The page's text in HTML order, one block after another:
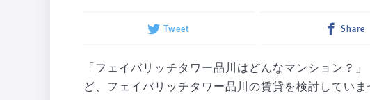
Tweet Share
「フェイバリッチタワー品川はどんなマンション？
ど、フェイバリッチタワー品川の賃貸を検討していま